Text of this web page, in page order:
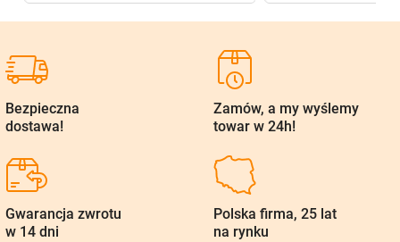
Bezpieczna
dostawa!
Zamów, a my wyślemy
towar w 24h!
Gwarancja zwrotu
w 14 dni
Polska firma, 25 lat
na rynku